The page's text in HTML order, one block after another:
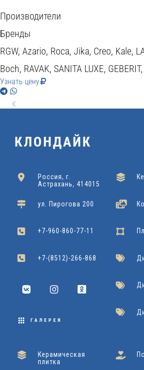
Производители
Бренды
RGW, Azario, Roca, Jika, Сreo, Kale,
Boch, RAVAK, SANITA LUXE,
Узнать цену
КЛОНДАЙК
Россия, г.
Астрахань, 414015
ул. Пирогова 200
+7-960-860-77-11
+7-(8512)-266-868
ГАЛЕРЕЯ
Керамическая
плитка